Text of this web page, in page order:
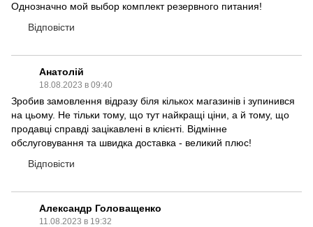
Однозначно мой выбор комплект резервного питания!
Відповісти
Анатолій
18.08.2023 в 09:40
Зробив замовлення відразу біля кількох магазинів і зупинився
на цьому. Не тільки тому, що тут найкращі ціни, а й тому, що
продавці справді зацікавлені в клієнті. Відмінне
обслуговування та швидка доставка - великий плюс!
Відповісти
Александр Головащенко
11.08.2023 в 19:32